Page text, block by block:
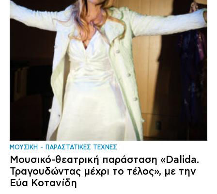
ΜΟΥΣΙΚΗ ΠΑΡΑΣΤΑΤΙΚΕΣ ΤΕΧΝΕΣ
Mουσικό-θεατρική παράσταση «Dalida.
Τραγουδώντας μέχρι το τέλος», με την
Εύα Κοτανίδη